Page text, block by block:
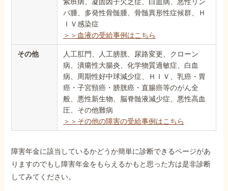
パ腫、多発性骨髄腫、骨髄異形性症候群、Ｈ
ＩＶ感染症
＞＞血液の受給事例はこちら
その他
人工肛門、人工膀胱、尿路変更、クローン
病、潰瘍性大腸炎、化学物質過敏症、白血
病、周期性好中球減少症、ＨＩＶ、乳癌・胃
癌・子宮頸癌・膀胱癌・直腸癌等のがん全
般、悪性新生物、脳脊髄液減少症、悪性高血
圧、その他難病
＞＞その他の障害の受給事例はこちら
障害年金に該当しているかどうか簡単に診断できるページがあ
りますのでもし障害年金をもらえるかもと思った方は是非診断
してみてください。